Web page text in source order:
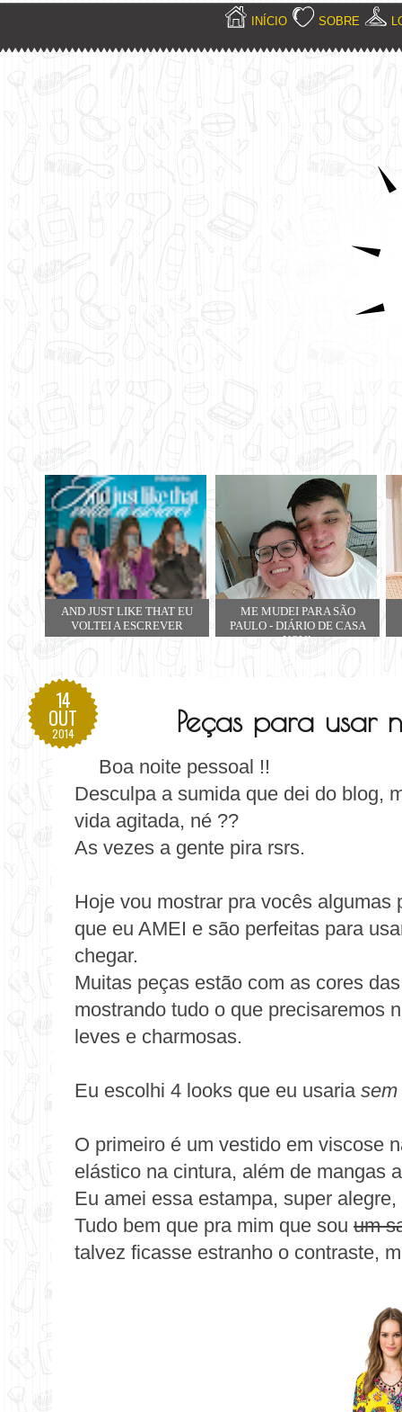
INÍCIO SOBRE
AND JUST LIKE THAT EU
VOLTEI A ESCREVER
ME MUDEI PARA SÃO
PAULO - DIÁRIO DE CASA
NOVA
14
OUT
2014 Peças para usar
Boa noite pessoal !!
Desculpa a sumida que dei do blog,
vida agitada, né ??
As vezes a gente pira rsrs.
Hoje vou mostrar pra vocês algumas
que eu AMEI e são perfeitas para
chegar.
Muitas peças estão com as cores
mostrando tudo o que precisaremos
leves e charmosas.
Eu escolhi 4 looks que eu usaria sem
O primeiro é um vestido em viscose
elástico na cintura, além de mangas
Eu amei essa estampa, super
Tudo bem que pra mim que sou um
talvez ficasse estranho o contraste,